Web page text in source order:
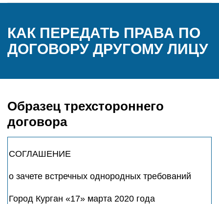
КАК ПЕРЕДАТЬ ПРАВА ПО
ДОГОВОРУ ДРУГОМУ ЛИЦУ
Образец трехстороннего
договора
СОГЛАШЕНИЕ
о зачете встречных однородных требований
Город Курган «17» марта 2020 года